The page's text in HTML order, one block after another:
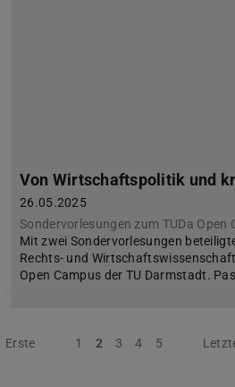
Von Wirtschaftspolitik und
26.05.2025
Sondervorlesungen zum TUDa Open
Mit zwei Sondervorlesungen
Rechts- und
Open Campus der TU Darmstadt.
Erste Vorherige
1 2 3 4 5